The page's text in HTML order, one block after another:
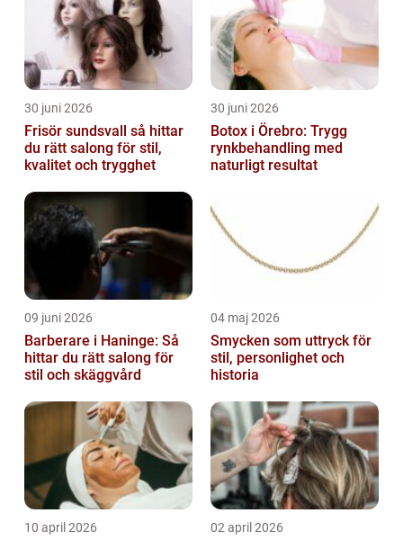
30 juni 2026
Frisör sundsvall så hittar
du rätt salong för stil,
kvalitet och trygghet
30 juni 2026
Botox i Örebro: Trygg
rynkbehandling med
naturligt resultat
09 juni 2026
Barberare i Haninge: Så
hittar du rätt salong för
stil och skäggvård
04 maj 2026
Smycken som uttryck för
stil, personlighet och
historia
10 april 2026 02 april 2026